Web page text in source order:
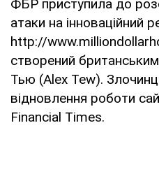
ФБР приступила до
атаки на інноваційний
http://
створений
Тью (Alex Tew).
відновлення роботи
Financial Times.